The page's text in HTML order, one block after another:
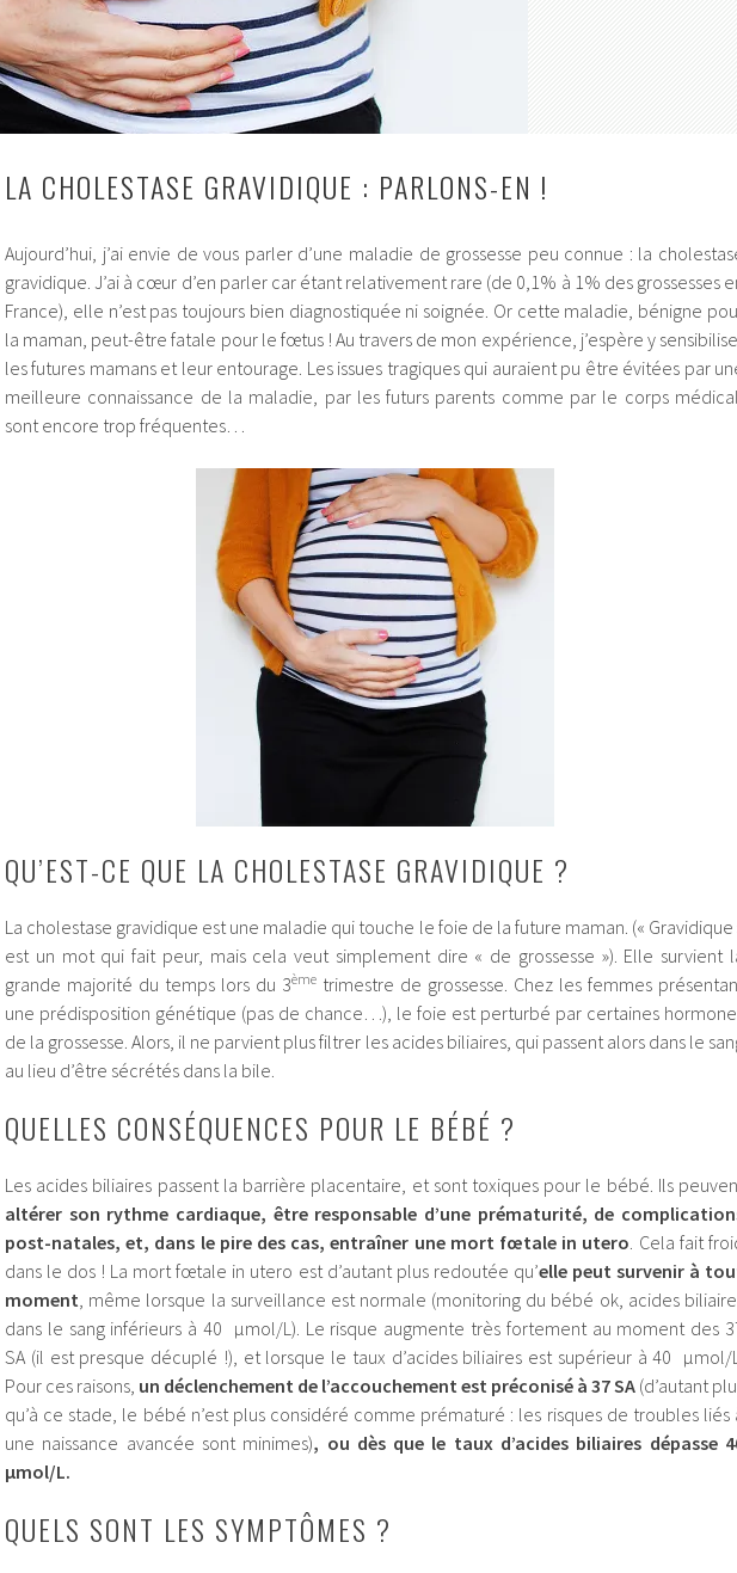
LA CHOLESTASE GRAVIDIQUE : PARLONS-EN !
Aujourd’hui, j’ai envie de vous parler d’une maladie de grossesse peu connue : la
gravidique. J’ai à cœur d’en parler car étant relativement rare (de 0,1% à 1% des grossesses
France), elle n’est pas toujours bien diagnostiquée ni soignée. Or cette maladie, bénigne
la maman, peut-être fatale pour le fœtus ! Au travers de mon expérience, j’espère y
les futures mamans et leur entourage. Les issues tragiques qui auraient pu être évitées par
meilleure connaissance de la maladie, par les futurs parents comme par le corps
sont encore trop fréquentes…
QU’EST-CE QUE LA CHOLESTASE GRAVIDIQUE ?
La cholestase gravidique est une maladie qui touche le foie de la future maman. (« Gravidique
est un mot qui fait peur, mais cela veut simplement dire « de grossesse »). Elle survient
grande majorité du temps lors du 3ème trimestre de grossesse. Chez les femmes
une prédisposition génétique (pas de chance…), le foie est perturbé par certaines
de la grossesse. Alors, il ne parvient plus filtrer les acides biliaires, qui passent alors dans le
au lieu d’être sécrétés dans la bile.
QUELLES CONSÉQUENCES POUR LE BÉBÉ ?
Les acides biliaires passent la barrière placentaire, et sont toxiques pour le bébé. Ils
altérer son rythme cardiaque, être responsable d’une prématurité, de
post-natales, et, dans le pire des cas, entraîner une mort fœtale in utero. Cela fait
dans le dos ! La mort fœtale in utero est d’autant plus redoutée qu’elle peut survenir à
moment, même lorsque la surveillance est normale (monitoring du bébé ok, acides
dans le sang inférieurs à 40 µmol/L). Le risque augmente très fortement au moment des
SA (il est presque décuplé !), et lorsque le taux d’acides biliaires est supérieur à 40 µmol/
Pour ces raisons, un déclenchement de l’accouchement est préconisé à 37 SA (d’autant
qu’à ce stade, le bébé n’est plus considéré comme prématuré : les risques de troubles liés
une naissance avancée sont minimes), ou dès que le taux d’acides biliaires dépasse
µmol/L.
QUELS SONT LES SYMPTÔMES ?